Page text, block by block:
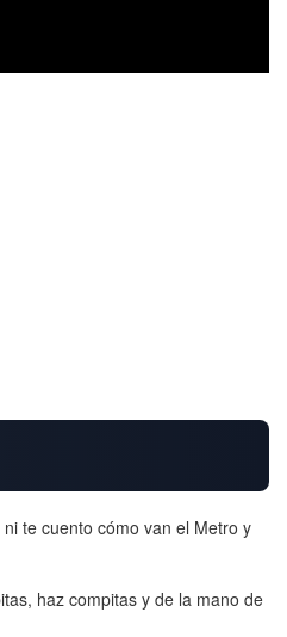
te cuento cómo van el Metro y
haz compitas y de la mano de